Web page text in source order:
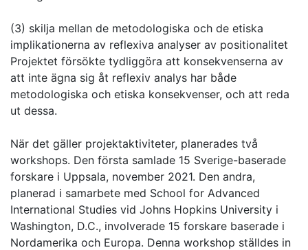
(3) skilja mellan de metodologiska och de etiska
implikationerna av reflexiva analyser av positionalitet
Projektet försökte tydliggöra att konsekvenserna av
att inte ägna sig åt reflexiv analys har både
metodologiska och etiska konsekvenser, och att reda
ut dessa.
När det gäller projektaktiviteter, planerades två
workshops. Den första samlade 15 Sverige-baserade
forskare i Uppsala, november 2021. Den andra,
planerad i samarbete med School for Advanced
International Studies vid Johns Hopkins University i
Washington, D.C., involverade 15 forskare baserade i
Nordamerika och Europa. Denna workshop ställdes in